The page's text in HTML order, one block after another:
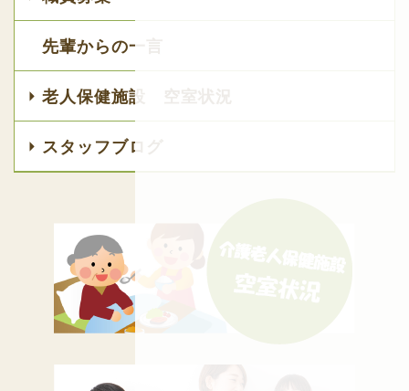
先輩からの一言
老人保健施設 空室状況
スタッフブログ